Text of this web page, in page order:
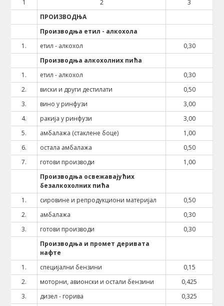
1 2
3
ПРОИЗВОДЊА
Производња етил - алкохола
1.
етил - алкохол
0,30
Производња алкохолних пића
1.
етил - алкохол
0,30
2.
виски и други дестилати
0,50
3.
вино у ринфузи
3,00
4.
ракија у ринфузи
3,00
5.
амбалажа (стаклене боце)
1,00
6.
остала амбалажа
0,50
7.
готови производи
1,00
Производња освежавајућих
безалкохолних пића
1.
сировине и репродукциони материјал
0,50
2.
амбалажа
0,30
3.
готови производи
0,30
Производња и промет деривата
нафте
1.
специјални бензини
0,15
2.
моторни, авионски и остали бензини
0,425
3.
дизел - горива
0,325